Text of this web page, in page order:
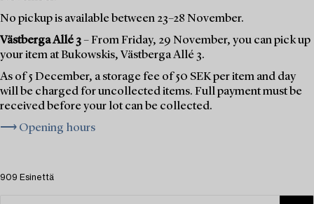
No pickup is available between 23–28 November.
Västberga Allé 3– From Friday, 29 November, you can pick up
your item at Bukowskis, Västberga Allé 3.
As of 5 December, a storage fee of 50 SEK per item and day
will be charged for uncollected items. Full payment must be
received before your lot can be collected.
⟶ Opening hours
909 Esinettä